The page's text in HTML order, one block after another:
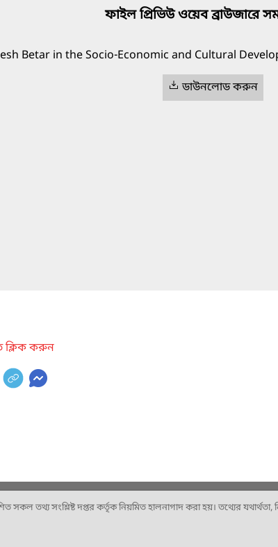
ফাইল প্রিভিউ ওয়েব ব্রাউজারে
Betar in the Socio-Economic and Cultural
ডাউনলোড করুন
ক্লিক করুন
সকল তথ্য সংশ্লিষ্ট দপ্তর কর্তৃক নিয়মিত হালনাগাদ করা হয়। তথ্যের যথার্থতা,